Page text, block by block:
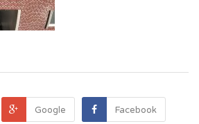
Google Facebook